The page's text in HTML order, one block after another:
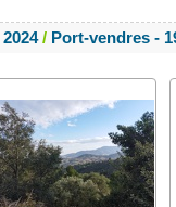
2024/ Port-vendres -